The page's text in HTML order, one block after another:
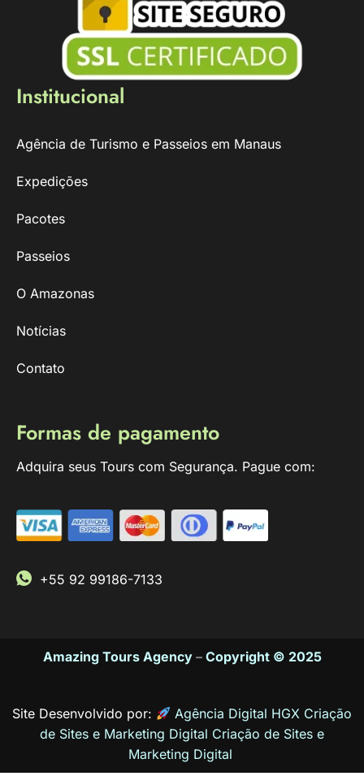
Institucional
Agência de Turismo e Passeios em Manaus
Expedições
Pacotes
Passeios
O Amazonas
Notícias
Contato
Formas de pagamento
Adquira seus Tours com Segurança. Pague com:
+55 92 99186-7133
Amazing Tours Agency– Copyright © 2025
Site Desenvolvido por:
Agência Digital HGX Criação
de Sites e Marketing Digital Criação de Sites e
Marketing Digital